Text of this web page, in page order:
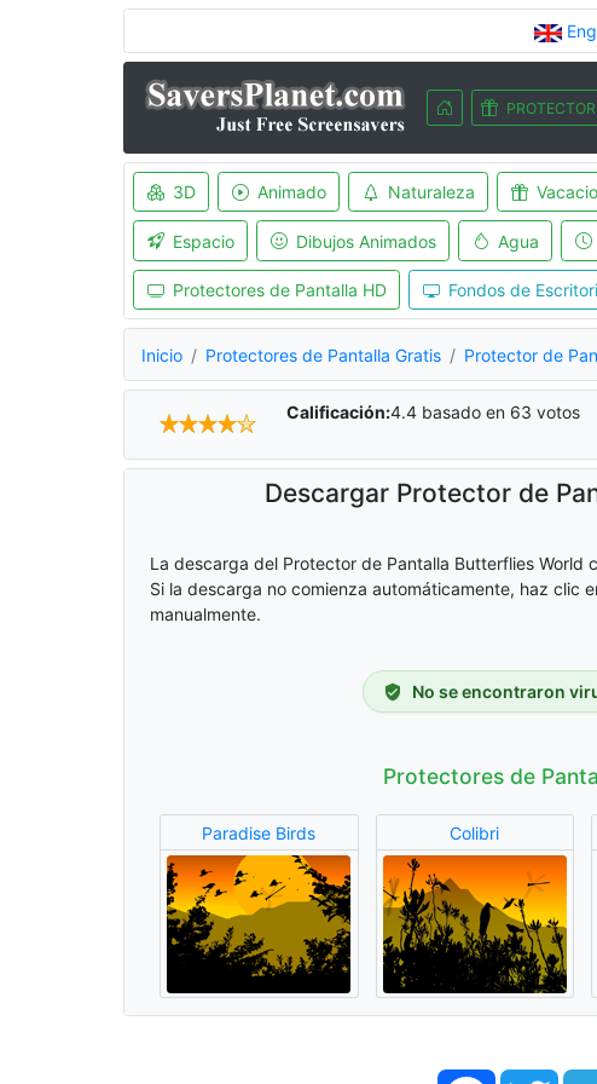
3D Animado Naturaleza
Espacio Dibujos Animados Agua
Protectores de Pantalla HD Fondos de
Inicio Protectores de Pantalla Gratis Protector de
Calificación:4.4basado en 63 votos
Descargar Protector de
La descarga del Protector de Pantalla Butterflies World
Si la descarga no comienza automáticamente, haz clic
manualmente.
No se encontraron
Protectores de
Paradise Birds Colibri